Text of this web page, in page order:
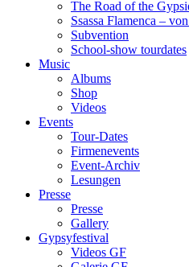
The Road of the
Ssassa Flamenca –
Subvention
School-show tourdates
Music
Albums
Shop
Videos
Events
Tour-Dates
Firmenevents
Event-Archiv
Lesungen
Presse
Presse
Gallery
Gypsyfestival
Videos GF